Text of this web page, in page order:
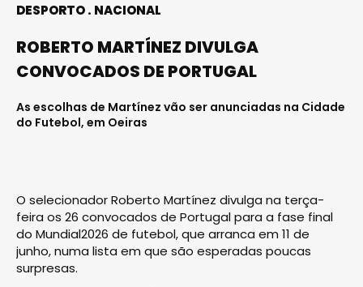
DESPORTO NACIONAL
ROBERTO MARTÍNEZ DIVULGA
CONVOCADOS DE PORTUGAL
As escolhas de Martínez vão ser anunciadas na Cidade
do Futebol, em Oeiras
O selecionador Roberto Martínez divulga na terça-
feira os 26 convocados de Portugal para a fase final
do Mundial2026 de futebol, que arranca em 11 de
junho, numa lista em que são esperadas poucas
surpresas.